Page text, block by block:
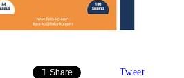
Share Tweet